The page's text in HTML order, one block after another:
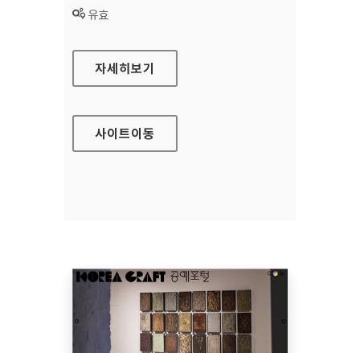
상태 :
유효
현대HDS
자세히보기
사이트이동